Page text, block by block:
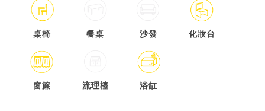
桌椅 餐桌 沙發 化妝台
窗簾 流理檯 浴缸